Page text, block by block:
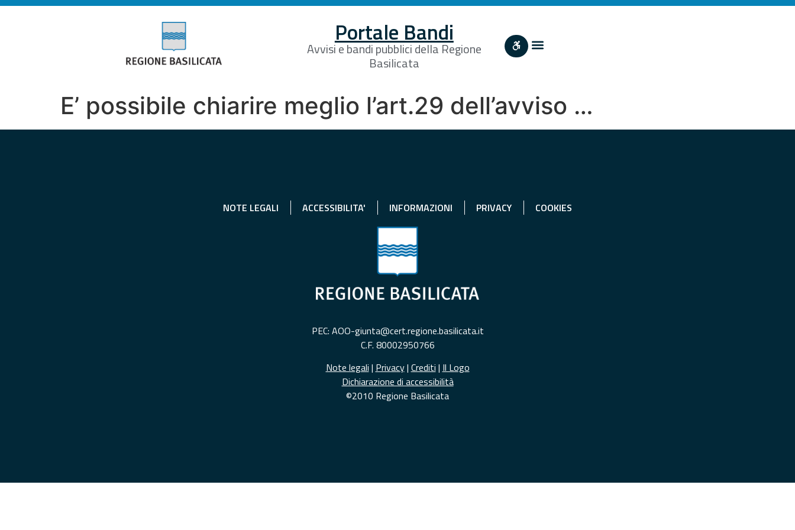
Portale Bandi
Avvisi e bandi pubblici della Regione
Basilicata
E’ possibile chiarire meglio l’art.29 dell’avviso …
NOTE LEGALI ACCESSIBILITA' INFORMAZIONI PRIVACY COOKIES
PEC: AOO-giunta@cert.regione.basilicata.it
C.F. 80002950766
Note legali | Privacy| Crediti | Il Logo
Dichiarazione di accessibilità
©2010 Regione Basilicata